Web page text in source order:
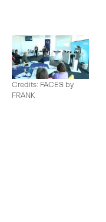
Credits: FACES by
FRANK